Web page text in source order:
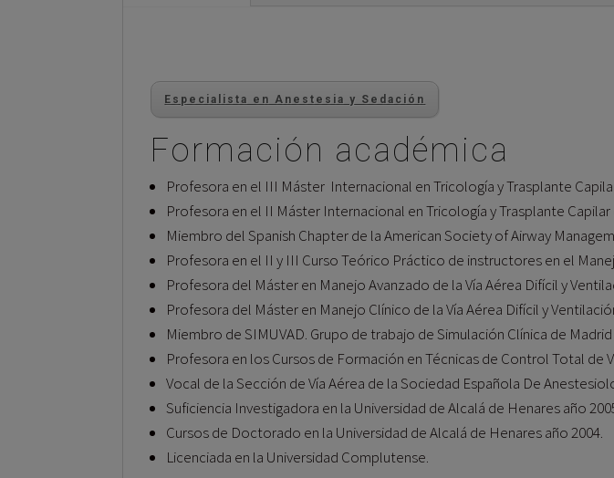
Especialista en Anestesia y Sedación
Formación académica
Profesora en el III Máster Internacional en Tricología y Trasplante
Profesora en el II Máster Internacional en Tricología y Trasplante
Miembro del Spanish Chapter de la American Society of Airway
Profesora en el II y III Curso Teórico Práctico de instructores en el
Profesora del Máster en Manejo Avanzado de la Vía Aérea Difícil y
Profesora del Máster en Manejo Clínico de la Vía Aérea Difícil y
Miembro de SIMUVAD. Grupo de trabajo de Simulación Clínica de
Profesora en los Cursos de Formación en Técnicas de Control Total de
Vocal de la Sección de Vía Aérea de la Sociedad Española De
Suficiencia Investigadora en la Universidad de Alcalá de Henares año
Cursos de Doctorado en la Universidad de Alcalá de Henares año 2004.
Licenciada en la Universidad Complutense.